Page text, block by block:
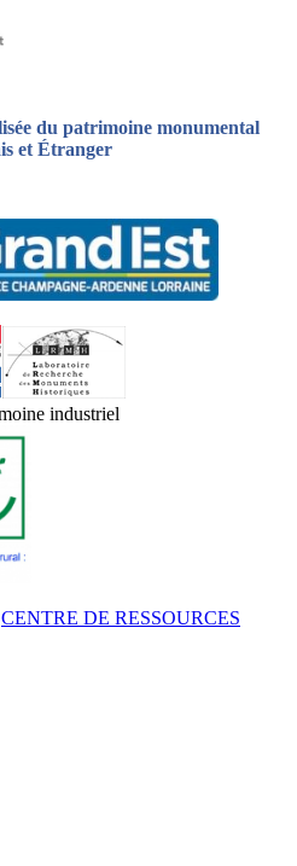
du patrimoine monumental
et Étranger
CENTRE DE RESSOURCES